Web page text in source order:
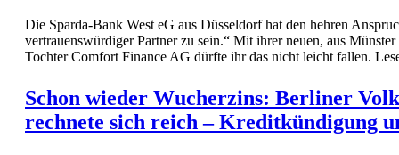
Die Sparda-Bank West eG aus Düsseldorf hat den hehren
vertrauenswürdiger Partner zu sein.“ Mit ihrer neuen, aus
Tochter Comfort Finance AG dürfte ihr das nicht leicht fallen.
Schon wieder Wucherzins: Berliner
rechnete sich reich – Kreditkündigung